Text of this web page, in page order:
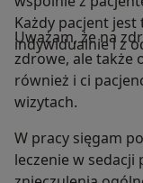
Każdy pacjent
indywidualnie i z
Uważam, że na
zdrowe, ale także
również i ci
wizytach.
W pracy sięgam
leczenie w